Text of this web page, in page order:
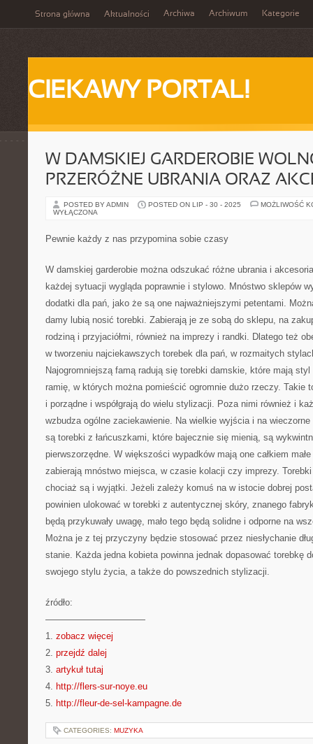
Strona główna Aktualności Archiwa Archiwum Kategorie
CIEKAWY PORTAL!
W DAMSKIEJ GARDEROBIE
PRZERÓŻNE UBRANIA ORAZ
POSTED BY ADMIN POSTED ON LIP - 30 - 2025
MOŻLIWOŚĆ
WYŁĄCZONA
Pewnie każdy z nas przypomina sobie czasy
W damskiej garderobie można odszukać różne ubrania i
każdej sytuacji wygląda poprawnie i stylowo. Mnóstwo sklepów
dodatki dla pań, jako że są one najważniejszymi petentami.
damy lubią nosić torebki. Zabierają je ze sobą do sklepu, na
rodziną i przyjaciółmi, również na imprezy i randki. Dlatego też
w tworzeniu najciekawszych torebek dla pań, w rozmaitych
Najogromniejszą famą radują się torebki damskie, które mają
ramię, w których można pomieścić ogromnie dużo rzeczy. Takie
i porządne i współgrają do wielu stylizacji. Poza nimi również i
wzbudza ogólne zaciekawienie. Na wielkie wyjścia i na
są torebki z łańcuszkami, które bajecznie się mienią, są
pierwszorzędne. W większości wypadków mają one całkiem
zabierają mnóstwo miejsca, w czasie kolacji czy imprezy.
chociaż są i wyjątki. Jeżeli zależy komuś na w istocie dobrej
powinien ulokować w torebki z autentycznej skóry, znanego
będą przykuwały uwagę, mało tego będą solidne i odporne na
Można je z tej przyczyny będzie stosować przez niesłychanie
stanie. Każda jedna kobieta powinna jednak dopasować torebkę
swojego stylu życia, a także do powszednich stylizacji.
źródło:
———————————
1. zobacz więcej
2. przejdź dalej
3. artykuł tutaj
4. http://flers-sur-noye.eu
5. http://fleur-de-sel-kampagne.de
CATEGORIES: MUZYKA